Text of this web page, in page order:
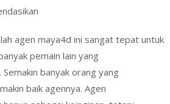
agen maya4d ini sangat tepat untuk
pemain lain yang
banyak orang yang
baik agennya. Agen